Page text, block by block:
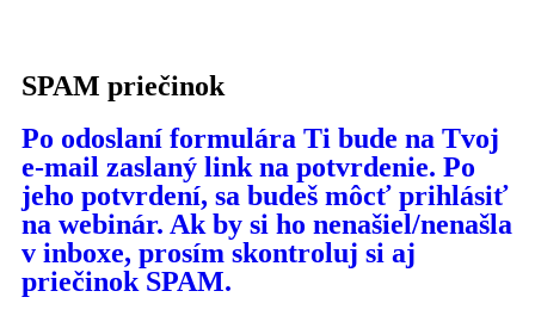
SPAM priečinok
Po odoslaní formulára Ti bude na Tvoj
e-mail zaslaný link na potvrdenie. Po
jeho potvrdení, sa budeš môcť prihlásiť
na webinár. Ak by si ho nenašiel/nenašla
v inboxe, prosím skontroluj si aj
priečinok SPAM.